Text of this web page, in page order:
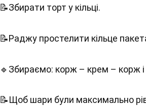
📝Збирати торт у кільці.
📝Раджу простелити кільце
🔹Збираємо: корж – крем – корж і
📝Щоб шари були максимально